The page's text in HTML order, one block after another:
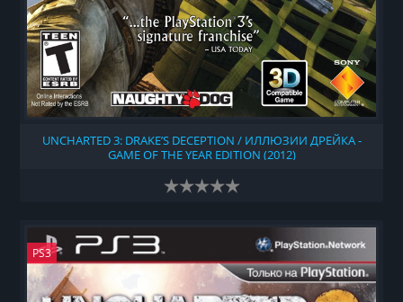
UNCHARTED 3: DRAKE’S DECEPTION / ИЛЛЮЗИИ ДРЕЙКА -
GAME OF THE YEAR EDITION (2012)
PS3